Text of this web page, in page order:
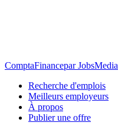
ComptaFinancepar JobsMedia
Recherche d'emplois
Meilleurs employeurs
À propos
Publier une offre